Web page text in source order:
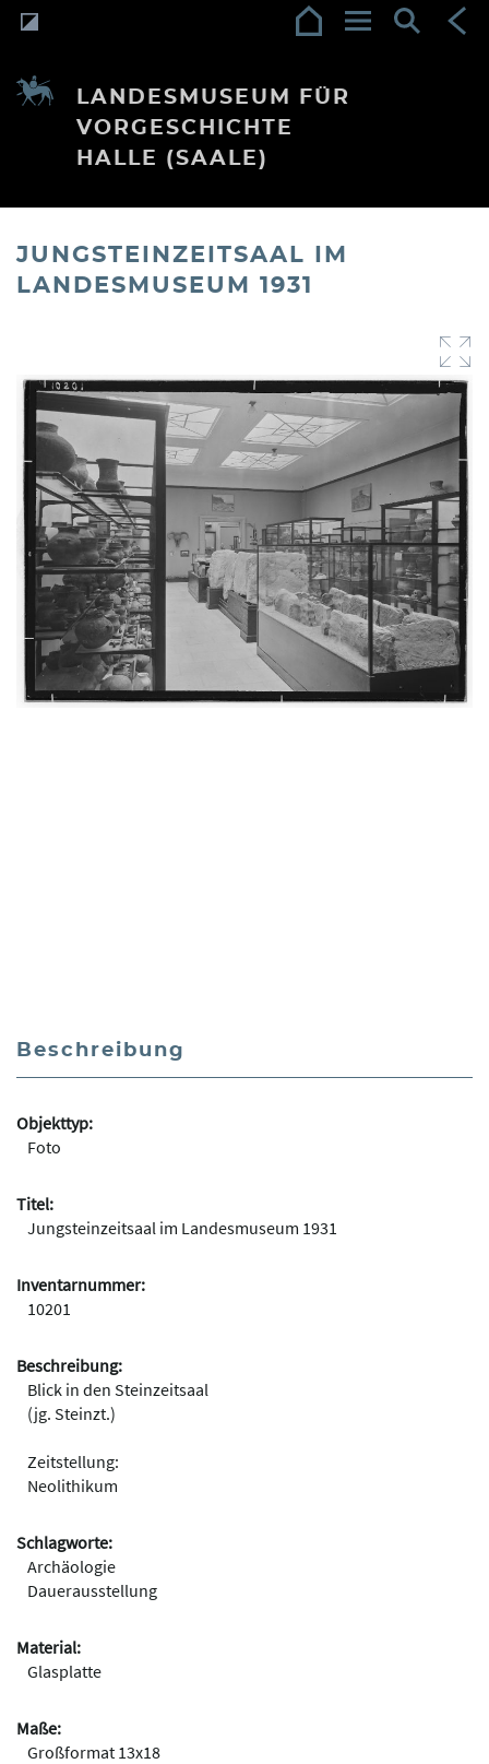
LANDESMUSEUM FÜR
VORGESCHICHTE
HALLE (SAALE)
JUNGSTEINZEITSAAL IM
LANDESMUSEUM 1931
Beschreibung
Objekttyp:
Foto
Titel:
Jungsteinzeitsaal im Landesmuseum 1931
Inventarnummer:
10201
Beschreibung:
Blick in den Steinzeitsaal
(jg. Steinzt.)
Zeitstellung:
Neolithikum
Schlagworte:
Archäologie
Dauerausstellung
Material:
Glasplatte
Maße:
Großformat 13x18